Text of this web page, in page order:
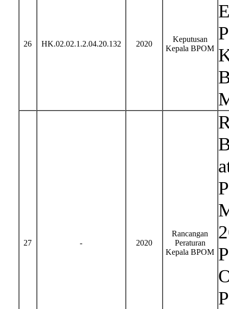
26 HK.02.02.1.2.04.20.132 2020
Keputusan
Kepala BPOM
27 - 2020
Rancangan
Peraturan
Kepala BPOM